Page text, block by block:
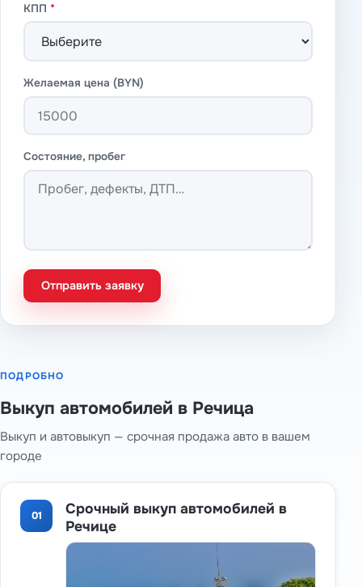
КПП *
Желаемая цена (BYN)
Состояние, пробег
Отправить заявку
ПОДРОБНО
Выкуп автомобилей в Речица
Выкуп и автовыкуп — срочная продажа авто в вашем
городе
01
Срочный выкуп автомобилей в
Речице